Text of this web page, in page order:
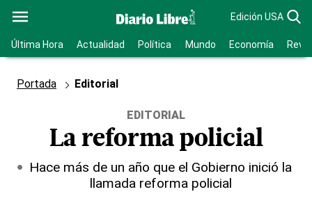
Edición USA
Última Hora Actualidad Política Mundo Economía
Portada Editorial
EDITORIAL
La reforma policial
Hace más de un año que el Gobierno inició la
llamada reforma policial